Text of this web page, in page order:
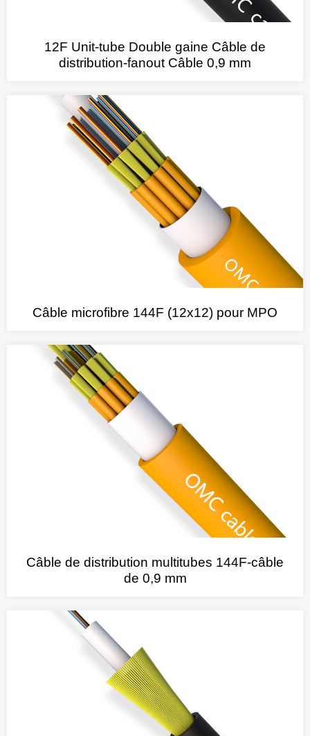
12F Unit-tube Double gaine Câble de
distribution-fanout Câble 0,9 mm
Câble microfibre 144F (12x12) pour MPO
Câble de distribution multitubes 144F-câble
de 0,9 mm